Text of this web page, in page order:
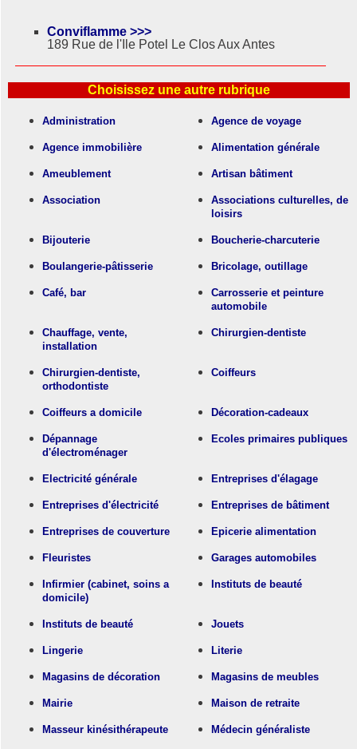
Conviflamme >>>
189 Rue de l'Ile Potel Le Clos Aux Antes
Choisissez une autre rubrique
Administration Agence de voyage
Agence immobilière Alimentation générale
Ameublement Artisan bâtiment
Association
Associations culturelles, de
loisirs
Bijouterie Boucherie-charcuterie
Boulangerie-pâtisserie Bricolage, outillage
Café, bar
Carrosserie et peinture
automobile
Chauffage, vente,
installation
Chirurgien-dentiste
Chirurgien-dentiste,
orthodontiste
Coiffeurs
Coiffeurs a domicile Décoration-cadeaux
Dépannage
d'électroménager
Ecoles primaires publiques
Electricité générale Entreprises d'élagage
Entreprises d'électricité Entreprises de bâtiment
Entreprises de couverture Epicerie alimentation
Fleuristes Garages automobiles
Infirmier (cabinet, soins a
domicile)
Instituts de beauté
Instituts de beauté Jouets
Lingerie Literie
Magasins de décoration Magasins de meubles
Mairie Maison de retraite
Masseur kinésithérapeute Médecin généraliste